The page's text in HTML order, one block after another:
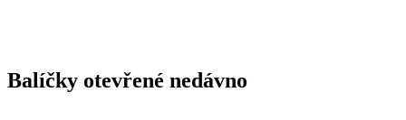
Balíčky otevřené nedávno